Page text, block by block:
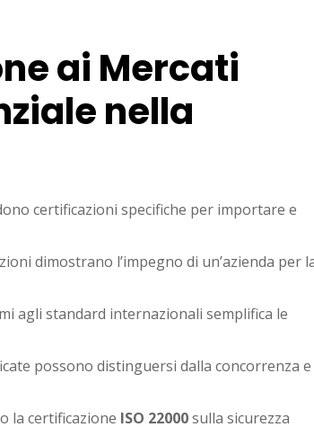
ai Mercati
nella
certificazioni specifiche per importare e
dimostrano l’impegno di un’azienda per
agli standard internazionali semplifica le
possono distinguersi dalla concorrenza e
la certificazione ISO 22000sulla sicurezza